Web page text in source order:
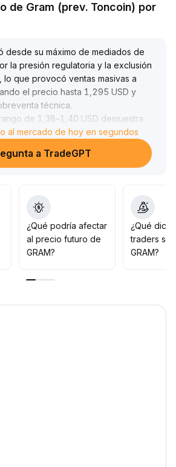
de Gram (prev. Toncoin) por
desde su máximo de mediados de
la presión regulatoria y la exclusión
lo que provocó ventas masivas a
el precio hasta 1,295 USD y
técnica.
de 1,38–1,40 USD demuestra
plazo, mientras que el sentimiento
sociales brinda un apoyo
.
prueba la resistencia de 1,45 USD en
en caídas, pero establecer
por debajo de 1,35 USD; el objetivo
en 1,45 USD y, después de una
al mercado de hoy en segundos
a TradeGPT
¿Qué podría afectar
al precio futuro de
GRAM?
¿Qué
traders
GRAM?